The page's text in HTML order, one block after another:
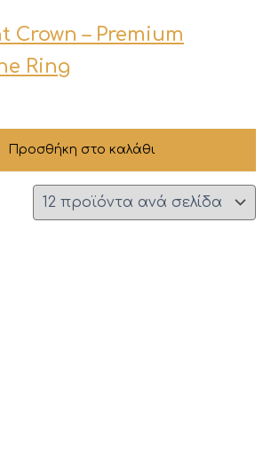
Crown – Premium
Ring
Προσθήκη στο καλάθι